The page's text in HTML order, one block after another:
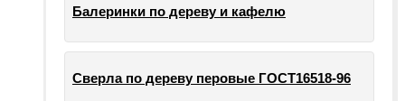
Балеринки по дереву и кафелю
Сверла по дереву перовые ГОСТ16518-96